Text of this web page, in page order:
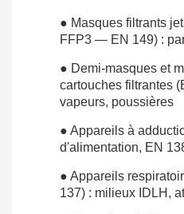
● Masques filtrants
FFP3 — EN 149) :
● Demi-masques et
cartouches filtrantes
vapeurs, poussières
● Appareils à
d'alimentation, EN
● Appareils
137) : milieux IDLH,